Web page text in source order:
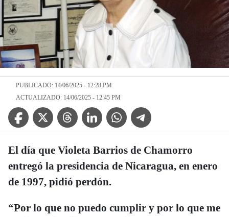
PUBLICADO: 14/06/2025 - 12:28 PM
ACTUALIZADO: 14/06/2025 - 12:45 PM
Facebook IconTwitter IconThreads IconLinkedin IconWhatsApp IconTelegram Icon
El día que Violeta Barrios de Chamorro
entregó la presidencia de Nicaragua, en enero
de 1997, pidió perdón.
“Por lo que no puedo cumplir y por lo que me